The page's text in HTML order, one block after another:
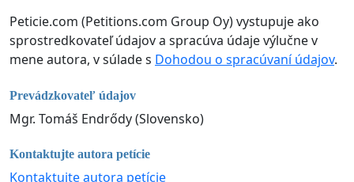
Peticie.com (Petitions.com Group Oy) vystupuje ako
sprostredkovateľ údajov a spracúva údaje výlučne v
mene autora, v súlade s Dohodou o spracúvaní údajov.
Prevádzkovateľ údajov
Mgr. Tomáš Endrődy (Slovensko)
Kontaktujte autora petície
Kontaktujte autora petície